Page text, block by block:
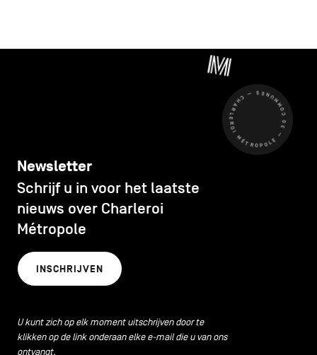
CHARLEROI MÉTROPOLE — 30 COMMUNES —
Newsletter
Schrijf u in voor het laatste
nieuws over Charleroi
Métropole
INSCHRIJVEN
U kunt zich op elk moment uitschrijven door te
klikken op de link onderaan elke e-mail die u van ons
ontvangt.